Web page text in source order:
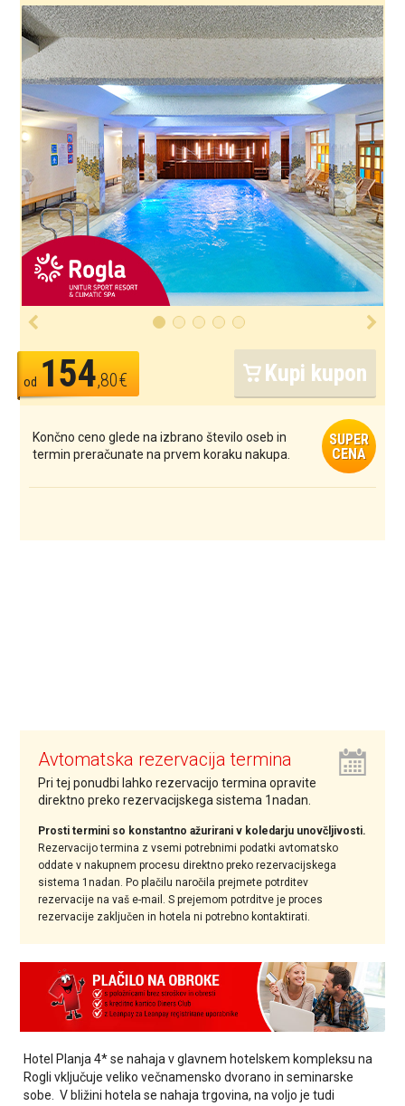
od 154,80€ Kupi kupon
Končno ceno glede na izbrano število oseb in
termin preračunate na prvem koraku nakupa.
SUPER
CENA
Avtomatska rezervacija termina
Pri tej ponudbi lahko rezervacijo termina opravite
direktno preko rezervacijskega sistema 1nadan.
Prosti termini so konstantno ažurirani v koledarju unovčljivosti.
Rezervacijo termina z vsemi potrebnimi podatki avtomatsko
oddate v nakupnem procesu direktno preko rezervacijskega
sistema 1nadan. Po plačilu naročila prejmete potrditev
rezervacije na vaš e-mail. S prejemom potrditve je proces
rezervacije zaključen in hotela ni potrebno kontaktirati.
Hotel Planja 4* se nahaja v glavnem hotelskem kompleksu na
Rogli vključuje veliko večnamensko dvorano in seminarske
sobe. V bližini hotela se nahaja trgovina, na voljo je tudi